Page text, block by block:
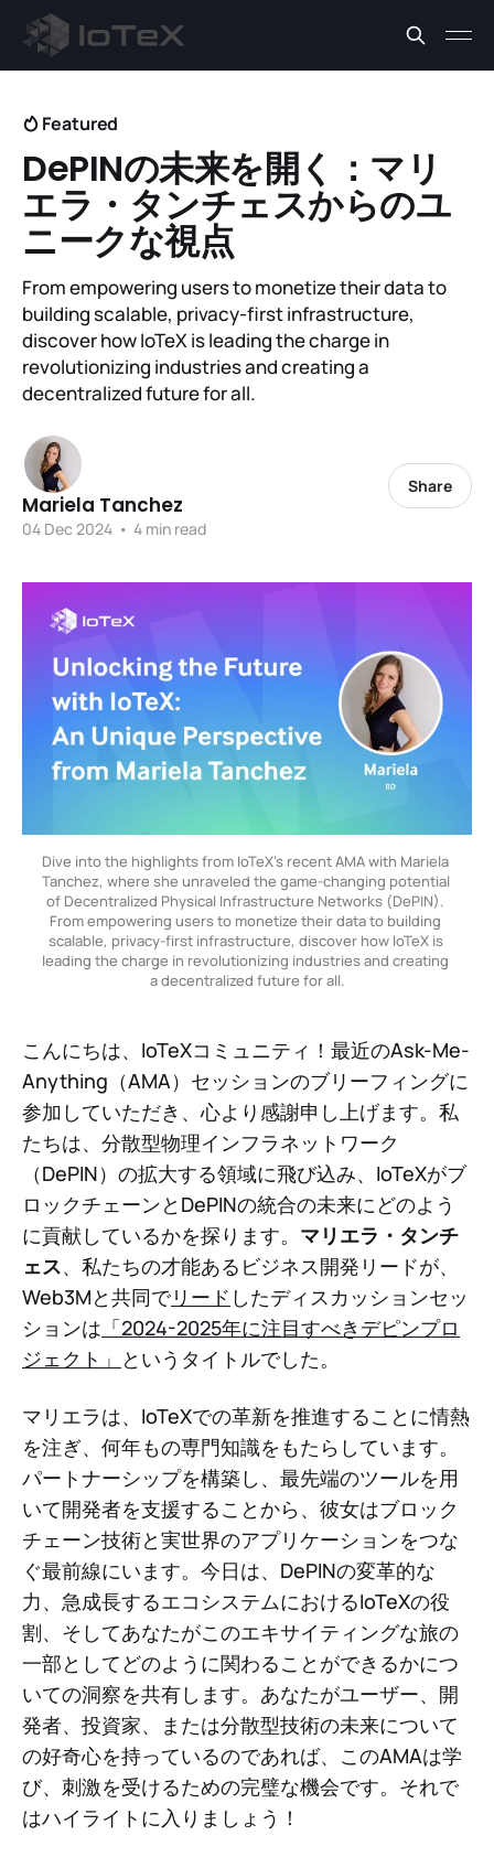
Featured
DePINの未来を開く：マリ
エラ・タンチェスからのユ
ニークな視点
From empowering users to monetize their data to
building scalable, privacy-first infrastructure,
discover how IoTeX is leading the charge in
revolutionizing industries and creating a
decentralized future for all.
Mariela Tanchez
04 Dec 2024 • 4 min read
Share
Dive into the highlights from IoTeX’s recent AMA with Mariela
Tanchez, where she unraveled the game-changing potential
of Decentralized Physical Infrastructure Networks (DePIN).
From empowering users to monetize their data to building
scalable, privacy-first infrastructure, discover how IoTeX is
leading the charge in revolutionizing industries and creating
a decentralized future for all.
こんにちは、IoTeXコミュニティ！最近のAsk-Me-
Anything（AMA）セッションのブリーフィングに
参加していただき、心より感謝申し上げます。私
たちは、分散型物理インフラネットワーク
（DePIN）の拡大する領域に飛び込み、IoTeXがブ
ロックチェーンとDePINの統合の未来にどのよう
に貢献しているかを探ります。 マリエラ・タンチ
ェス、私たちの才能あるビジネス開発リードが、
Web3Mと共同でリード したディスカッションセッ
ションは 「2024-2025年に注目すべきデピンプロ
ジェクト」 というタイトルでした。
マリエラは、IoTeXでの革新を推進することに情熱
を注ぎ、何年もの専門知識をもたらしています。
パートナーシップを構築し、最先端のツールを用
いて開発者を支援することから、彼女はブロック
チェーン技術と実世界のアプリケーションをつな
ぐ最前線にいます。今日は、DePINの変革的な
力、急成長するエコシステムにおけるIoTeXの役
割、そしてあなたがこのエキサイティングな旅の
一部としてどのように関わることができるかにつ
いての洞察を共有します。あなたがユーザー、開
発者、投資家、または分散型技術の未来について
の好奇心を持っているのであれば、このAMAは学
び、刺激を受けるための完璧な機会です。それで
はハイライトに入りましょう！